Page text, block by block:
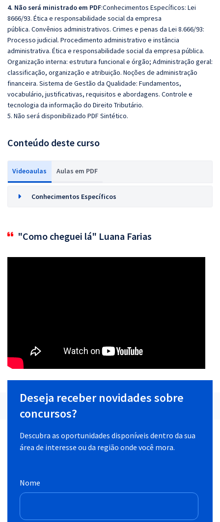
4. Não será ministrado em PDF:Conhecimentos Específicos: Lei
8666/93. Ética e responsabilidade social da empresa
pública. Convênios administrativos. Crimes e penas da Lei 8.666/93:
Processo judicial. Procedimento administrativo e instância
administrativa. Ética e responsabilidade social da empresa pública.
Organização interna: estrutura funcional e órgão; Administração geral:
classificação, organização e atribuição. Noções de administração
financeira. Sistema de Gestão da Qualidade: Fundamentos,
vocabulário, justificativas, requisitos e abordagens. Controle e
tecnologia da informação do Direito Tributário.
5. Não será disponibilizado PDF Sintético.
Conteúdo deste curso
Videoaulas Aulas em PDF
Conhecimentos Específicos
"Como cheguei lá" Luana Farias
Deseja receber novidades sobre
concursos?
Descubra as oportunidades disponíveis dentro da sua
área de interesse ou da região onde você mora.
Nome